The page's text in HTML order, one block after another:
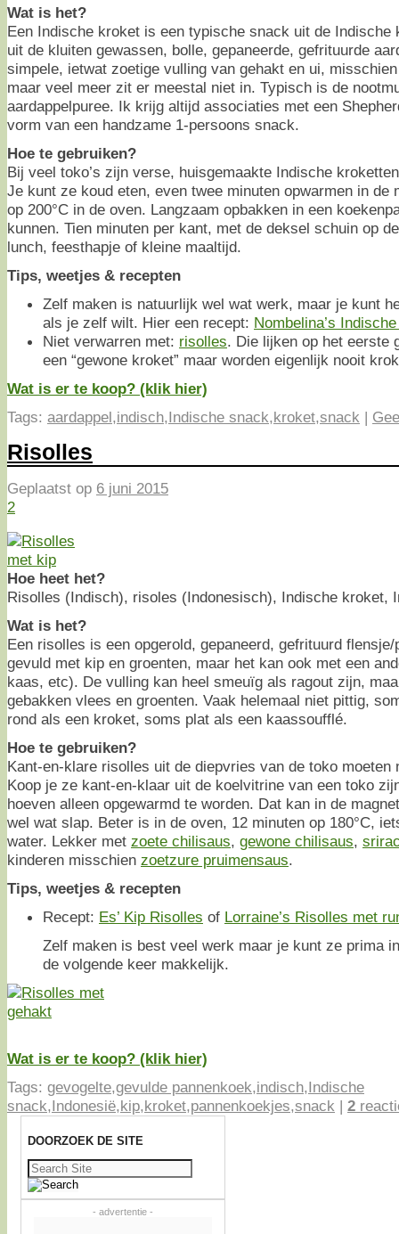
Wat is het?
Een Indische kroket is een typische snack uit de Indische
uit de kluiten gewassen, bolle, gepaneerde, gefrituurde
simpele, ietwat zoetige vulling van gehakt en ui,
maar veel meer zit er meestal niet in. Typisch is de
aardappelpuree. Ik krijg altijd associaties met een
vorm van een handzame 1-persoons snack.
Hoe te gebruiken?
Bij veel toko’s zijn verse, huisgemaakte Indische
Je kunt ze koud eten, even twee minuten opwarmen in de
op 200°C in de oven. Langzaam opbakken in een
kunnen. Tien minuten per kant, met de deksel schuin op
lunch, feesthapje of kleine maaltijd.
Tips, weetjes & recepten
Zelf maken is natuurlijk wel wat werk, maar je kunt
als je zelf wilt. Hier een recept: Nombelina’s
Niet verwarren met: risolles. Die lijken op het eerste
een “gewone kroket” maar worden eigenlijk nooit
Wat is er te koop? (klik hier)
Tags: aardappel,indisch,Indische snack,kroket,snack |
Risolles
Geplaatst op 6 juni 2015
2
Hoe heet het?
Risolles (Indisch), risoles (Indonesisch), Indische kroket,
Wat is het?
Een risolles is een opgerold, gepaneerd, gefrituurd
gevuld met kip en groenten, maar het kan ook met een
kaas, etc). De vulling kan heel smeuïg als ragout zijn,
gebakken vlees en groenten. Vaak helemaal niet pittig,
rond als een kroket, soms plat als een kaassoufflé.
Hoe te gebruiken?
Kant-en-klare risolles uit de diepvries van de toko moeten
Koop je ze kant-en-klaar uit de koelvitrine van een toko
hoeven alleen opgewarmd te worden. Dat kan in de
wel wat slap. Beter is in de oven, 12 minuten op 180°C,
water. Lekker met zoete chilisaus, gewone chilisaus,
kinderen misschien zoetzure pruimensaus.
Tips, weetjes & recepten
Recept: Es’ Kip Risolles of Lorraine’s Risolles met
Zelf maken is best veel werk maar je kunt ze prima
de volgende keer makkelijk.
Wat is er te koop? (klik hier)
Tags: gevogelte,gevulde pannenkoek,indisch,Indische
snack,Indonesië,kip,kroket,pannenkoekjes,snack | 2
DOORZOEK DE SITE
Zoeken
naar:
- advertentie -